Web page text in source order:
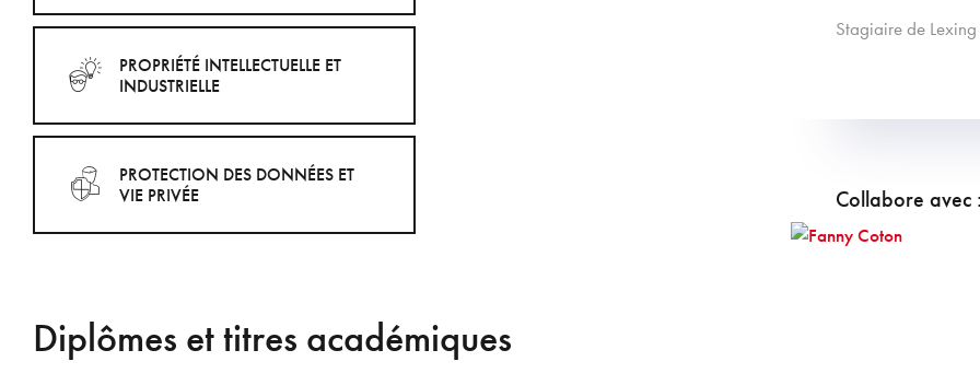
stagiaire de
Collabore avec :
PROPRIÉTÉ INTELLECTUELLE ET
INDUSTRIELLE
PROTECTION DES DONNÉES ET
VIE PRIVÉE
Diplômes et titres académiques